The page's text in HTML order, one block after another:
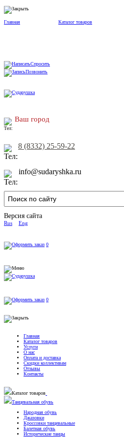
Главная Каталог товаров
Спросить
Позвонить
Ваш город
8 (8332) 25-59-22
info@sudaryshka.ru
Версия сайта
Rus Eng
0
0
Главная
Каталог товаров
Услуги
О нас
Оплата и доставка
Скидки коллективам
Отзывы
Контакты
Каталог товаров
Танцевальная обувь
Народная обувь
Джазовки
Кроссовки танцевальные
Балетная обувь
Исторические танцы